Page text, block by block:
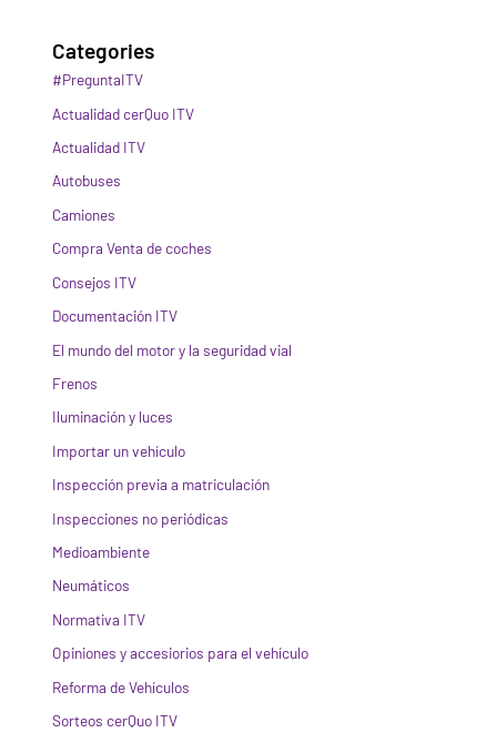
Categories
#PreguntaITV
Actualidad cerQuo ITV
Actualidad ITV
Autobuses
Camiones
Compra Venta de coches
Consejos ITV
Documentación ITV
El mundo del motor y la seguridad vial
Frenos
Iluminación y luces
Importar un vehículo
Inspección previa a matriculación
Inspecciones no periódicas
Medioambiente
Neumáticos
Normativa ITV
Opiniones y accesiorios para el vehículo
Reforma de Vehículos
Sorteos cerQuo ITV